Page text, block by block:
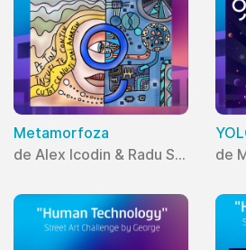
Metamorfoza
de Alex Icodin & Radu Saizu
de